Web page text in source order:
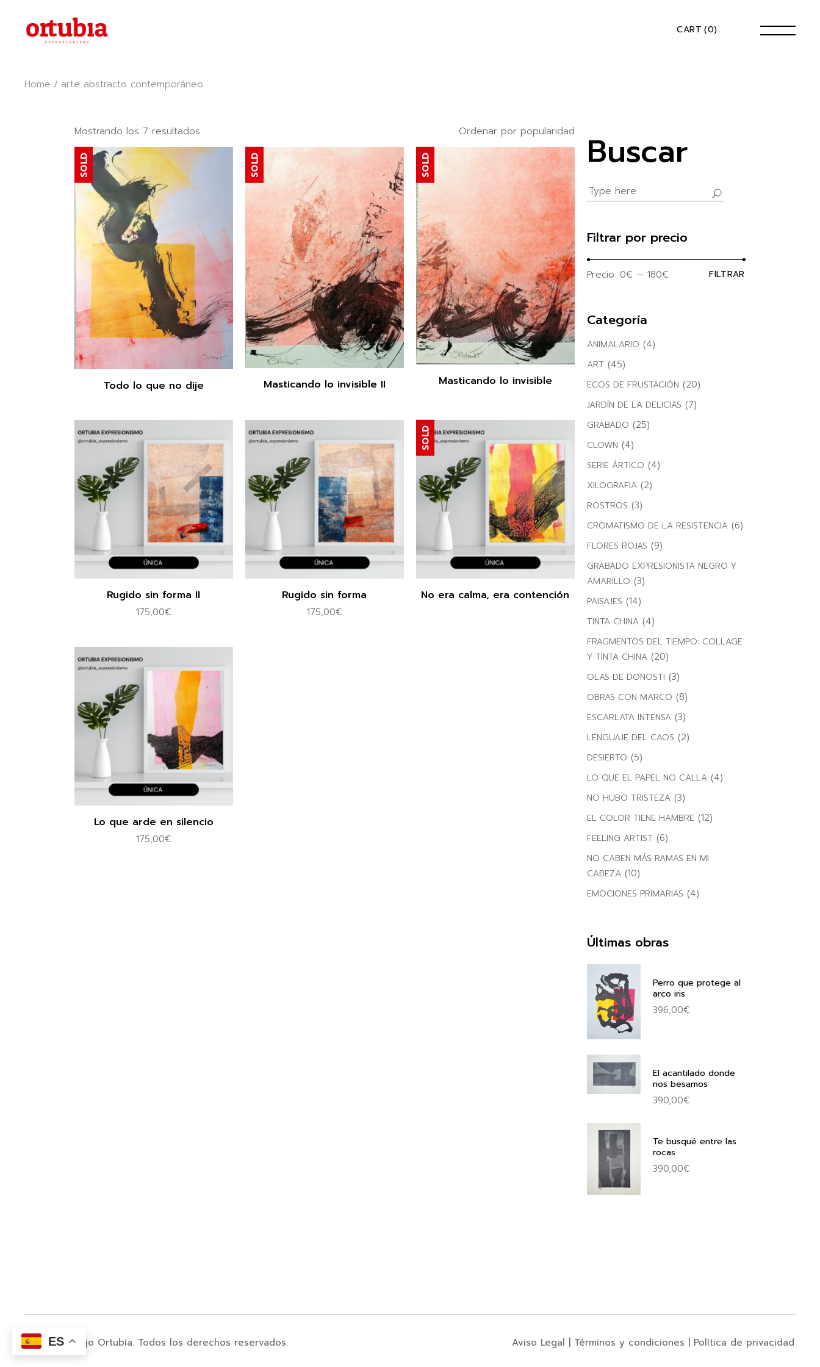
content CART (0)
Home arte abstracto contemporáneo
Mostrando los 7 resultados
popularidad
Ordenar por popularidad
SOLD
Todo lo que no dije
SOLD
Masticando lo invisible II
SOLD
Masticando lo invisible
Rugido sin forma II
175,00€
Rugido sin forma
175,00€
SOLD
No era calma, era contención
Lo que arde en silencio
175,00€
Buscar
Search
for:
Filtrar por precio
FILTRAR
Precio: 0€ — 180€
Categoría
ANIMALARIO (4)
ART (45)
ECOS DE FRUSTACIÓN (20)
JARDÍN DE LA DELICIAS (7)
GRABADO (25)
CLOWN (4)
SERIE ÁRTICO (4)
XILOGRAFIA (2)
ROSTROS (3)
CROMATISMO DE LA RESISTENCIA (6)
FLORES ROJAS (9)
GRABADO EXPRESIONISTA NEGRO Y
AMARILLO (3)
PAISAJES (14)
TINTA CHINA (4)
FRAGMENTOS DEL TIEMPO: COLLAGE
Y TINTA CHINA (20)
OLAS DE DONOSTI (3)
OBRAS CON MARCO (8)
ESCARLATA INTENSA (3)
LENGUAJE DEL CAOS (2)
DESIERTO (5)
LO QUE EL PAPEL NO CALLA (4)
NO HUBO TRISTEZA (3)
EL COLOR TIENE HAMBRE (12)
FEELING ARTIST (6)
NO CABEN MÁS RAMAS EN MI
CABEZA (10)
EMOCIONES PRIMARIAS (4)
Últimas obras
Perro que protege al
arco iris
396,00€
El acantilado donde
nos besamos
390,00€
Te busqué entre las
rocas
390,00€
© 2024. Juanjo Ortubia. Todos los derechos reservados. Aviso Legal Términos y condiciones Política de privacidad
ES